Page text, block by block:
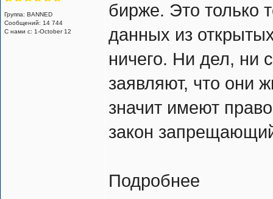
Группа: BANNED
Сообщений: 14 744
С нами с: 1-October 12
бирже. Это только
данных из
ничего. Ни дел, ни
заявляют, что они
значит имеют
закон
Подробнее